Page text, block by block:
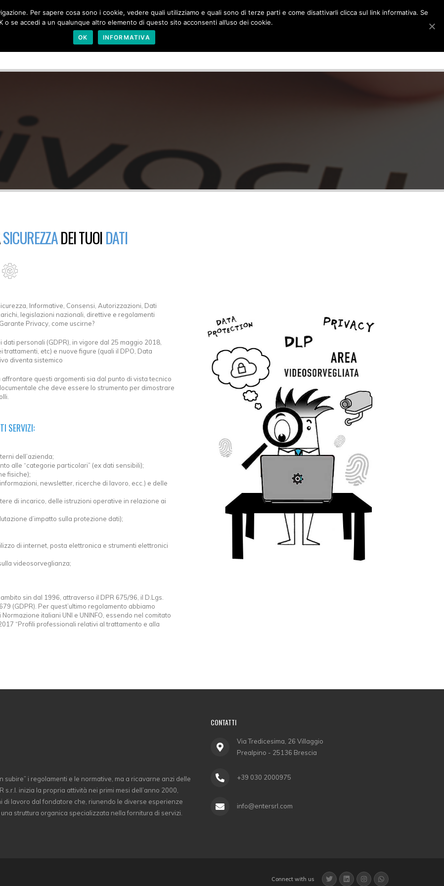
LOGOUT
HOME
SICUREZZADEI TUOIDATI
Informative, Consensi, Autorizzazioni, Dati
legislazioni nazionali, direttive e regolamenti
Privacy, come uscirne?
personali (GDPR), in vigore dal 25 maggio 2018,
etc) e nuove figure (quali il DPO, Data
diventa sistemico
questi argomenti sia dal punto di vista tecnico
che deve essere lo strumento per dimostrare
SERVIZI:
dell’azienda;
alle “categorie particolari” (ex dati sensibili);
fisiche);
newsletter, ricerche di lavoro, ecc.) e delle
di incarico, delle istruzioni operative in relazione ai
d’impatto sulla protezione dati);
di internet, posta elettronica e strumenti elettronici
videosorveglianza;
sin dal 1996, attraverso il DPR 675/96, il D.Lgs.
(GDPR). Per quest’ultimo regolamento abbiamo
italiani UNI e UNINFO, essendo nel comitato
“Profili professionali relativi al trattamento e alla
subire” i regolamenti e le normative, ma a ricavarne anzi delle
s.r.l. inizia la propria attività nei primi mesi dell’anno 2000,
di lavoro dal fondatore che, riunendo le diverse esperienze
struttura organica specializzata nella fornitura di servizi.
CONTATTI
Via Tredicesima, 26 Villaggio
Prealpino - 25136 Brescia
+39 030 2000975
info@entersrl.com
Connect with us
Per sapere cosa sono i cookie, vedere quali utilizziamo e quali sono di terze parti e come disattivarli clicca sul link informativa. Se
o se accedi a un qualunque altro elemento di questo sito acconsenti all’uso dei cookie.
OK INFORMATIVA